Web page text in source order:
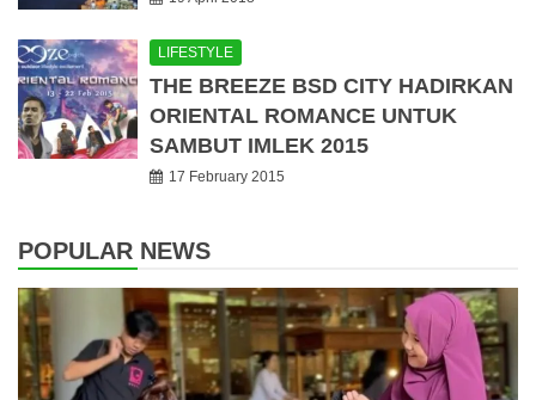
LIFESTYLE
THE BREEZE BSD CITY HADIRKAN
ORIENTAL ROMANCE UNTUK
SAMBUT IMLEK 2015
17 February 2015
POPULAR NEWS